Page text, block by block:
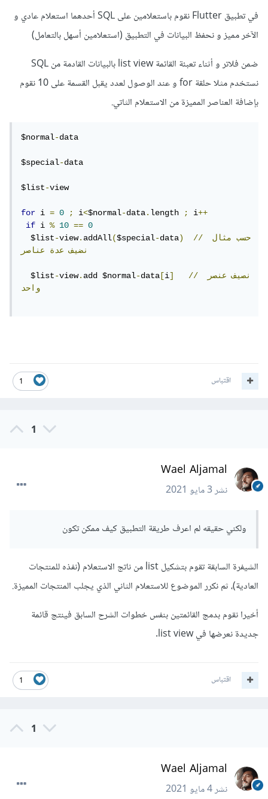
في تطبيق Flutter نقوم باستعلامين على SQL أحدهما استعلام عادي و
الآخر مميز و نحفظ البيانات في التطبيق (استعلامين أسهل بالتعامل)
ضمن فلاتر و أثناء تعبئة القائمة list view بالبيانات القادمة من SQL
نستخدم مثلا حلقة for و عند الوصول لعدد يقبل القسمة على 10 نقوم
بإضافة العناصر المميزة من الاستعلام الثاتي.
$normal-data
$special-data
$list-view
for i = 0 ; i<$normal-data.length ; i++
if i % 10 ==
0
  $list
-view.addAll($special-data) // حسب
مثال
نضيف
عدة عناصر
  $list
-view.add $normal-data [i] // نصيف
عنصر
واحد
1 اقتباس
1
Wael Aljamal
نشر3 مايو 2021
ولكني حقيقه لم اعرف طريقة التطبيق كيف ممكن تكون
الشيفرة السابقة تقوم بتشكيل list من ناتج الاستعلام (نفذه للمنتجات
العادية)، ثم نكرر الموضوع للاستعلام الثاني الذي يجلب المنتجات المميزة.
أخيرا نقوم بدمج القائمتين بنفس خطوات الشرح السابق فينتج قائمة
جديدة نعرضها في list view.
1 اقتباس
1
Wael Aljamal
نشر4 مايو 2021